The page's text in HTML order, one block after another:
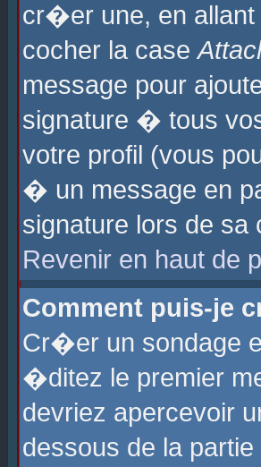
cr�er une, en
cocher la case
message pour
signature � tous
votre profil (vous
� un message en
signature lors de sa
Revenir en haut de
Comment puis-je
Cr�er un sondage
�ditez le premier
devriez apercevoir
dessous de la partie